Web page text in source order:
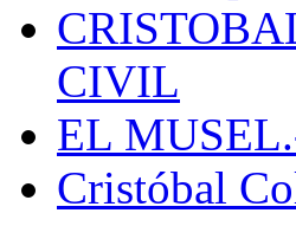
CIVIL
EL
Cristóbal